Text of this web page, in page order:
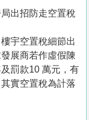
出招防走空置稅
宇空置稅細節出
展商若作虛假陳
罰款10 萬元，有
實空置稅為計落